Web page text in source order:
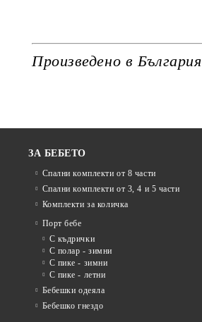
Произведено в България
ЗА БЕБЕТО
Спални комплекти от 8 части
Спални комплекти от 3, 4 и 5 части
Комплекти за количка
Порт бебе
С къдрички
С полар - зимни
С пике - зимни
С пике - летни
Бебешки одеяла
Бебешко гнездо